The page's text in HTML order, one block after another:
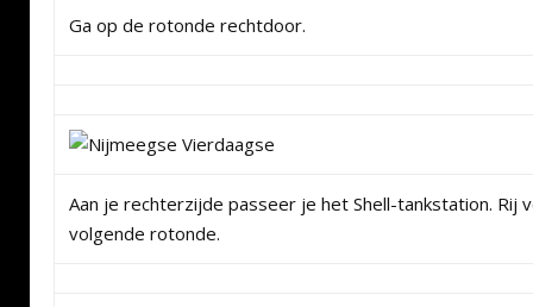
Ga op de rotonde rechtdoor.
Aan je rechterzijde passeer je het Shell-tankstation. Rij
volgende rotonde.